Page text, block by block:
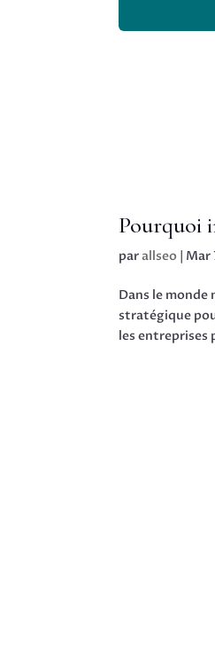
Pourquoi
parallseo | Mar
Dans le monde
stratégique
les entreprises